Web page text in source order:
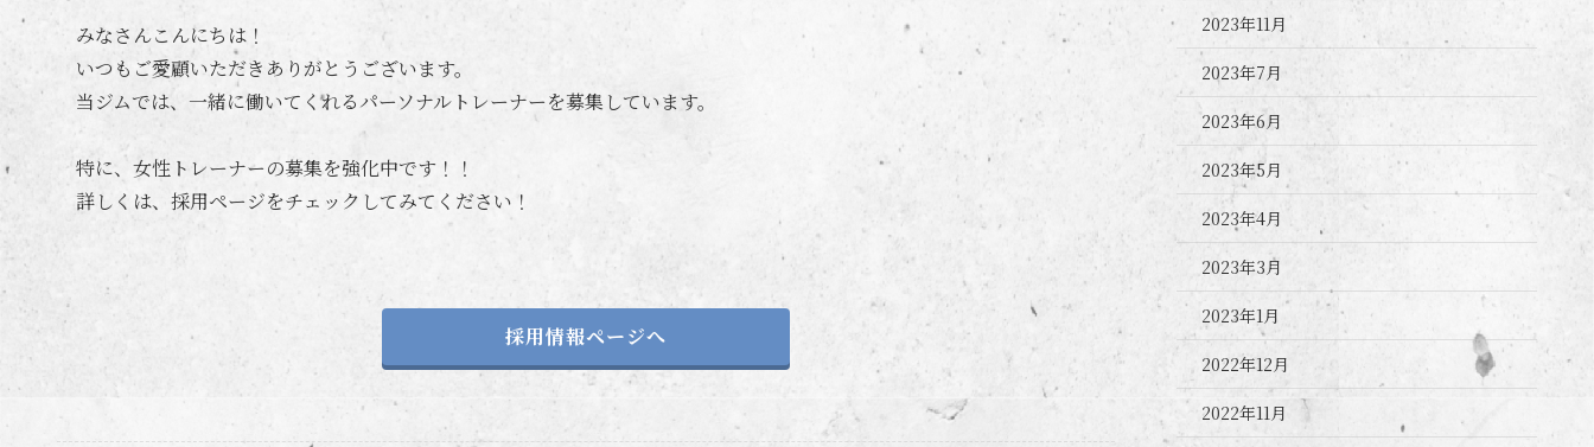
みなさんこんにちは！
いつもご愛顧いただきありがとうございます。
当ジムでは、一緒に働いてくれるパーソナルトレーナーを募集しています。
特に、女性トレーナーの募集を強化中です！！
詳しくは、採用ページをチェックしてみてください！
採用情報ページへ
2023年11月
2023年7月
2023年6月
2023年5月
2023年4月
2023年3月
2023年1月
2022年12月
2022年11月